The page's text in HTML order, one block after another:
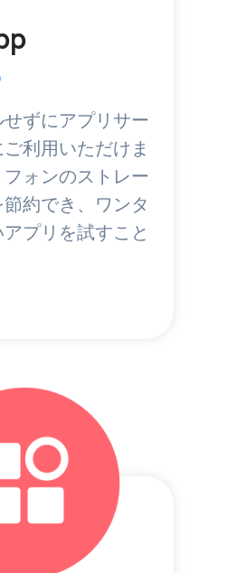
ずにアプリサー
利用いただけま
ォンのストレー
約でき、ワンタ
プリを試すこと